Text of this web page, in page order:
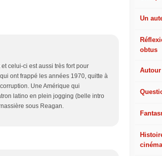
celui-ci est aussi très fort pour
ont frappé les années 1970, quitte à
Une Amérique qui
latino en plein jogging (belle intro
sous Reagan.
Un
obtus
cinéma